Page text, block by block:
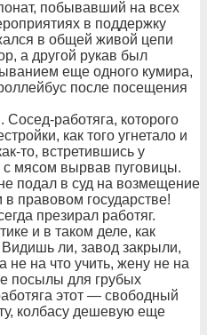
побывавший на всех
в поддержку
в общей живой цепи
а другой рукав был
еще одного кумира,
после посещения
работяга, которого
как того угнетало и
то, встретившись у
с мясом вырвав пуговицы.
подал в суд на возмещение
правовом государстве!
презирал работяг.
и в таком деле, как
ли, завод закрыли,
не на что учить, жену не на
посылы для грубых
этот — свободный
колбасу дешевую еще